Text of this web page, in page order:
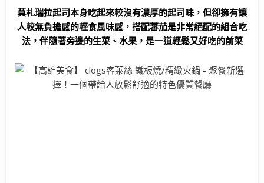
莫札瑞拉起司本身吃起來較沒有濃厚的起司味，但卻擁有讓
人較無負擔感的輕食風味感，搭配蕃茄是非常絕配的組合吃
法，伴隨著旁邊的生菜、水果，是一道輕鬆又好吃的前菜